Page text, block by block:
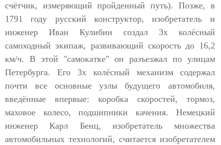
счётчик, измеряющий пройденный путь). Позже, в
1791 году русский конструктор, изобретатель и
инженер Иван Кулибин создал 3х колёсный
самоходный экипаж, развивающий скорость до 16,2
км/ч. В этой "самокатке" он разъезжал по улицам
Петербурга. Его 3х колёсный механизм содержал
почти все основные узлы будущего автомобиля,
введённые впервые: коробка скоростей, тормоз,
маховое колесо, подшипники качения. Немецкий
инженер Карл Бенц, изобретатель множества
автомобильных технологий, считается изобретателем